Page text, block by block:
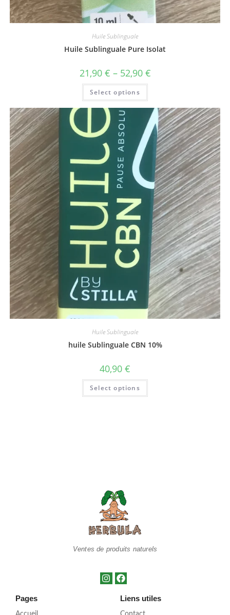
Huile Sublinguale
Huile Sublinguale Pure Isolat
21,90 € – 52,90 €
Select options
Huile Sublinguale
huile Sublinguale CBN 10%
40,90 €
Select options
Ventes de produits naturels
Pages Liens utiles